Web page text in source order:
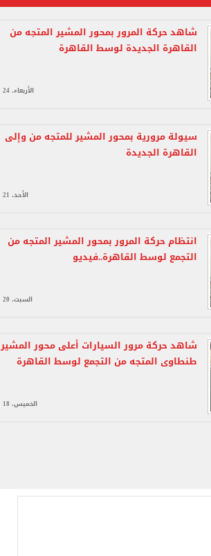
شاهد حركة المرور بمحور المشير المتجه من
القاهرة الجديدة لوسط القاهرة
الأربعاء، 24 يونيو 2020 11:22 ص
سيولة مرورية بمحور المشير للمتجه من وإلى
القاهرة الجديدة
الأحد، 21 يونيو 2020 10:57 ص
انتظام حركة المرور بمحور المشير المتجه من
التجمع لوسط القاهرة..فيديو
السبت، 20 يونيو 2020 10:27 ص
شاهد حركة مرور السيارات أعلى محور المشير
طنطاوى المتجه من التجمع لوسط القاهرة
الخميس، 18 يونيو 2020 11:20 ص